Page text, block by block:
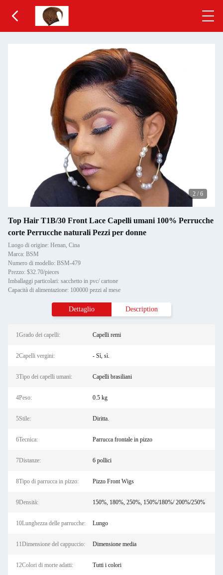
2 / 6
Top Hair T1B/30 Front Lace Capelli umani 100% Perrucche
corte Perrucche naturali Pezzi per donne
Luogo di origine: Henan, Cina
Marca: BSM
Numero di modello: BSM-479
Prezzo: $32.70/pieces
Imballaggi particolari: sacchetto in pvc/ cartone
Capacità di alimentazione: 100000 pezzi al mese
Dettaglio Description
1Grado dei capelli: Capelli remi
2Capelli vergini: - Sì, sì.
3Tipo dei capelli umani: Capelli brasiliani
4Peso: 0.5 kg
5Stile: Diritta.
6Tecnica: Parrucca frontale in pizzo
7Distanze: 6 pollici
8Tipo di parrucca in pizzo: Pizzo Front Wigs
9Densità: 150%, 180%, 250%, 150%/180%/ 200%/250%
10Lunghezza delle parrucche: Lungo
11Dimensione del cappuccio: Dimensione media
12Colori di morte adatti: Tutti i colori